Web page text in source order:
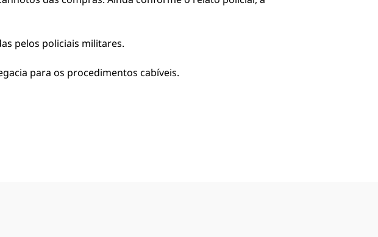
pelos policiais militares.
para os procedimentos cabíveis.